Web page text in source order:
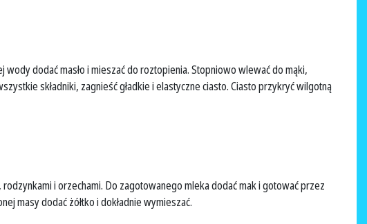
dodać masło i mieszać do roztopienia. Stopniowo wlewać do mąki,
składniki, zagnieść gładkie i elastyczne ciasto. Ciasto przykryć wilgotną
i orzechami. Do zagotowanego mleka dodać mak i gotować przez
masy dodać żółtko i dokładnie wymieszać.